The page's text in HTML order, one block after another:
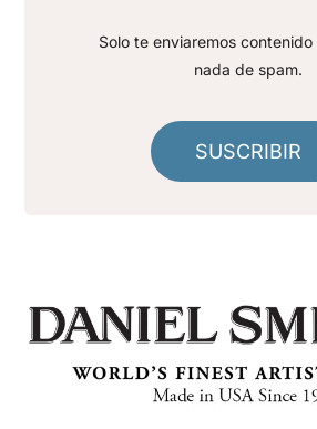
Solo te enviaremos
nada de spam.
SUSCRIBIR